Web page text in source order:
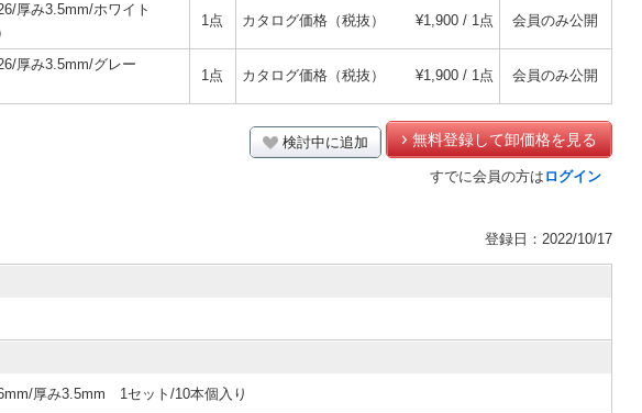
厚み3.5mm/ホワイト
1点 カタログ価格（税抜） ¥1,900 / 1点 会員のみ公開
厚み3.5mm/グレー
1点 カタログ価格（税抜） ¥1,900 / 1点 会員のみ公開
検討中に追加 無料登録して卸価格を見る
すでに会員の方は ログイン
登録日：2022/10/17
厚み3.5mm 1セット/10本個入り